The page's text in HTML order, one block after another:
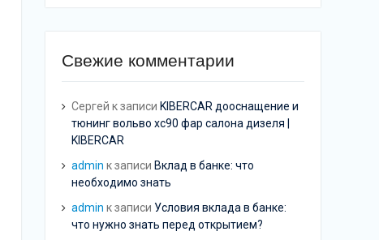
Свежие комментарии
Сергей к записи KIBERCAR дооснащение и
тюнинг вольво хс90 фар салона дизеля |
KIBERCAR
admin к записи Вклад в банке: что
необходимо знать
admin к записи Условия вклада в банке:
что нужно знать перед открытием?